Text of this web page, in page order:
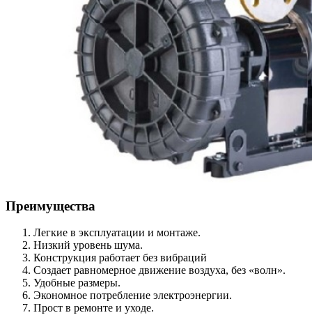
Преимущества
Легкие в эксплуатации и монтаже.
Низкий уровень шума.
Конструкция работает без вибраций
Создает равномерное движение воздуха, без «волн».
Удобные размеры.
Экономное потребление электроэнергии.
Прост в ремонте и уходе.